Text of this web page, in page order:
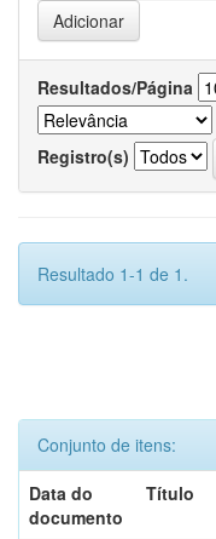
Resultados/Página
Registro(s)
Resultado 1-1 de 1.
Conjunto de itens:
Data do
documento
Título